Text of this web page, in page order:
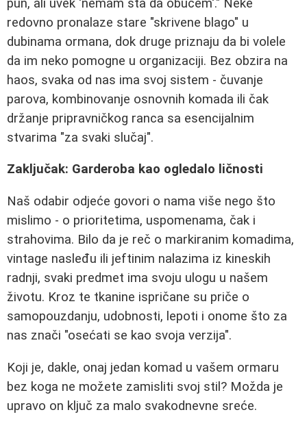
pun, ali uvek 'nemam šta da obučem'." Neke
redovno pronalaze stare "skrivene blago" u
dubinama ormana, dok druge priznaju da bi volele
da im neko pomogne u organizaciji. Bez obzira na
haos, svaka od nas ima svoj sistem - čuvanje
parova, kombinovanje osnovnih komada ili čak
držanje pripravničkog ranca sa esencijalnim
stvarima "za svaki slučaj".
Zaključak: Garderoba kao ogledalo ličnosti
Naš odabir odjeće govori o nama više nego što
mislimo - o prioritetima, uspomenama, čak i
strahovima. Bilo da je reč o markiranim komadima,
vintage nasleđu ili jeftinim nalazima iz kineskih
radnji, svaki predmet ima svoju ulogu u našem
životu. Kroz te tkanine ispričane su priče o
samopouzdanju, udobnosti, lepoti i onome što za
nas znači "osećati se kao svoja verzija".
Koji je, dakle, onaj jedan komad u vašem ormaru
bez koga ne možete zamisliti svoj stil? Možda je
upravo on ključ za malo svakodnevne sreće.